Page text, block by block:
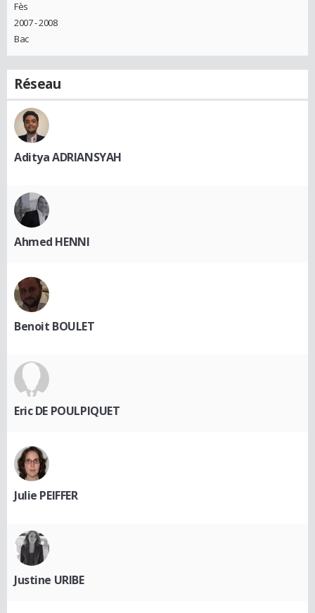
Fès
2007 - 2008
Bac
Réseau
Aditya ADRIANSYAH
Ahmed HENNI
Benoit BOULET
Eric DE POULPIQUET
Julie PEIFFER
Justine URIBE